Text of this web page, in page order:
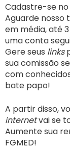
Cadastre-se no
Aguarde nosso
em média, até
uma conta
Gere seus links
sua comissão
com
bate papo!
A partir disso,
internetvai se
Aumente sua
FGMED!